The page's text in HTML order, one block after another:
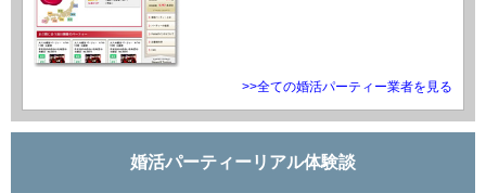
>>全ての婚活パーティー業者を見る
婚活パーティーリアル体験談